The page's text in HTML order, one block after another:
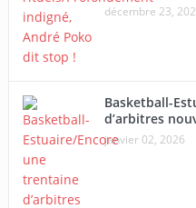
décembre 23,
Basketball-
d’arbitres
janvier 02, 2026